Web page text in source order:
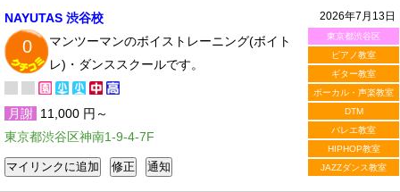
2026年7月13日
東京都渋谷区
ピアノ教室
ギター教室
ボーカル・声楽教室
DTM
バレエ教室
HIPHOP教室
JAZZダンス教室
NAYUTAS 渋谷校
0
マンツーマンのボイストレーニング(ボイト
レ)・ダンススクールです。
月謝 11,000 円～
東京都渋谷区神南1-9-4-7F